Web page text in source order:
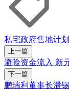
私宅政府售地计划
上一篇
避险资金流入 新
下一篇
鹏瑞利董事长潘